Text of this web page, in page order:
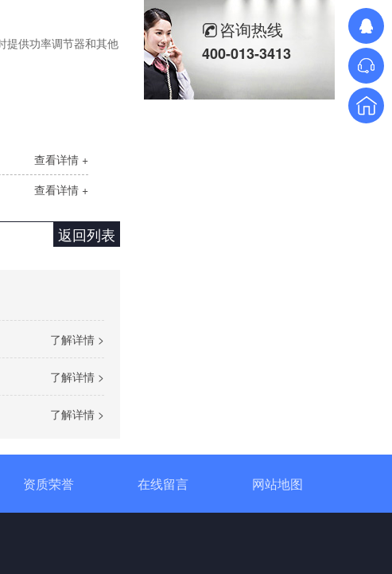
提供功率调节器和其他
查看详情 +
查看详情 +
返回列表
了解详情 >
了解详情 >
了解详情 >
咨询热线
400-013-3413
资质荣誉 在线留言 网站地图